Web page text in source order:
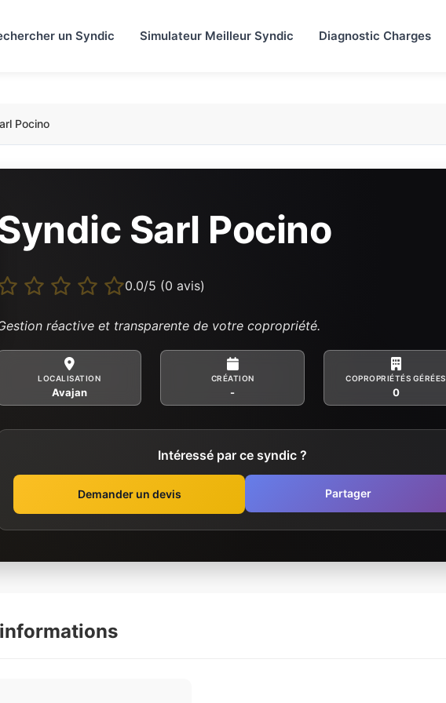
un Syndic Simulateur Meilleur Syndic Diagnostic Charges
Pocino
Sarl Pocino
0.0/5 (0 avis)
réactive et transparente de votre copropriété.
LOCALISATION
Avajan
CRÉATION
-
COPROPRIÉTÉS GÉRÉES
0
Intéressé par ce syndic ?
Demander un devis Partager